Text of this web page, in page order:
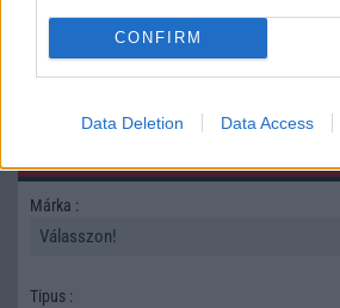
CONFIRM
Data Deletion Data Access
Márka :
Tipus :